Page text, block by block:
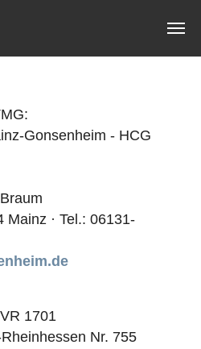
Gonsenheim - HCG
Mainz · Tel.: 06131-
1701
Nr. 755